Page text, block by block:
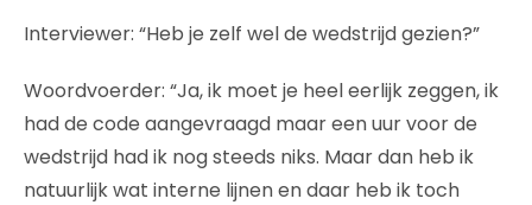
Interviewer: “Heb je zelf wel de wedstrijd gezien?”
Woordvoerder: “Ja, ik moet je heel eerlijk zeggen, ik
had de code aangevraagd maar een uur voor de
wedstrijd had ik nog steeds niks. Maar dan heb ik
natuurlijk wat interne lijnen en daar heb ik toch